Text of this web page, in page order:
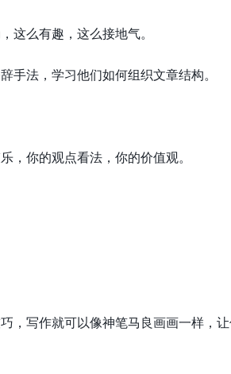
这么有趣，这么接地气。
手法，学习他们如何组织文章结构。
，你的观点看法，你的价值观。
，写作就可以像神笔马良画画一样，